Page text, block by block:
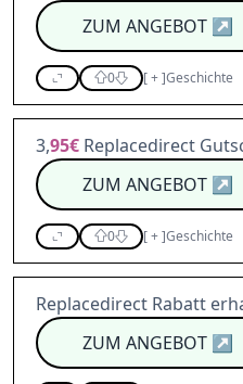
ZUM ANGEBOT↗
0 [+]Geschichte
3,95€ Replacedirect
ZUM ANGEBOT↗
0 [+]Geschichte
Replacedirect Rabatt
ZUM ANGEBOT↗